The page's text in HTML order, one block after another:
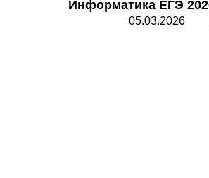
Информатика ЕГЭ
05.03.2026